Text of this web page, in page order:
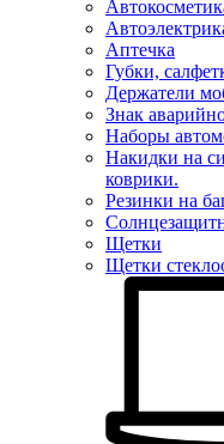
Аптечка
Губки,
Держатели
Знак
Наборы
Накидки на
коврики.
Резинки на
Щетки
Щетки